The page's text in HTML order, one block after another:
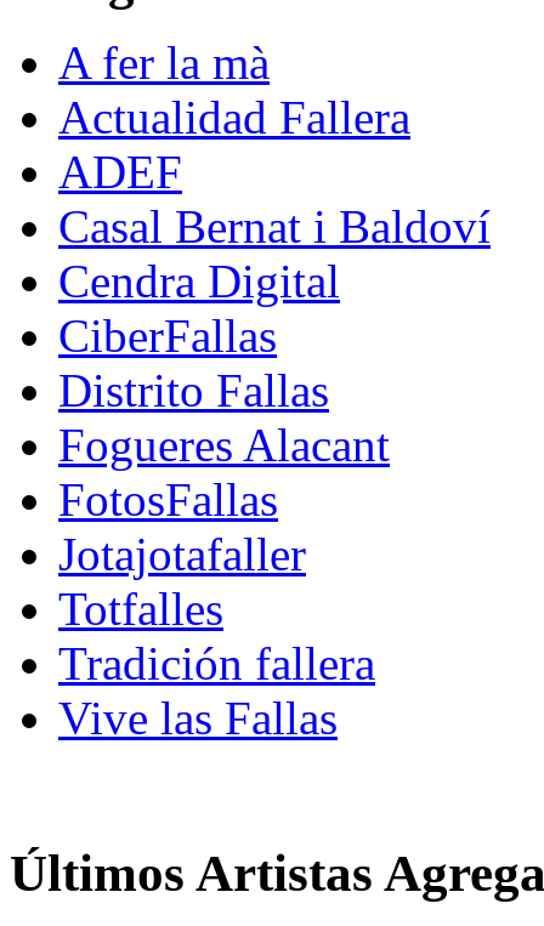
A fer la mà
Actualidad Fallera
ADEF
Casal Bernat i Baldoví
Cendra Digital
CiberFallas
Distrito Fallas
Fogueres Alacant
FotosFallas
Jotajotafaller
Totfalles
Tradición fallera
Vive las Fallas
Últimos Artistas